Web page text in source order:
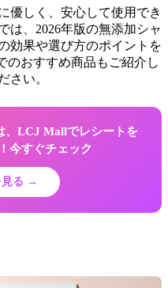
優しく、安心して使用でき
は、2026年版の無添加シャ
効果や選び方のポイントを
のおすすめ商品もご紹介し
さい。
、LCJ Mallでレシートを
今すぐチェック
る →